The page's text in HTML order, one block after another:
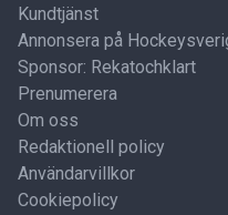
Kundtjänst
Annonsera på
Sponsor: Rekatochklart
Prenumerera
Om oss
Redaktionell policy
Användarvillkor
Cookiepolicy